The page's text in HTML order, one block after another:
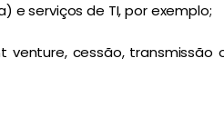
e serviços de TI, por exemplo;
venture, cessão,